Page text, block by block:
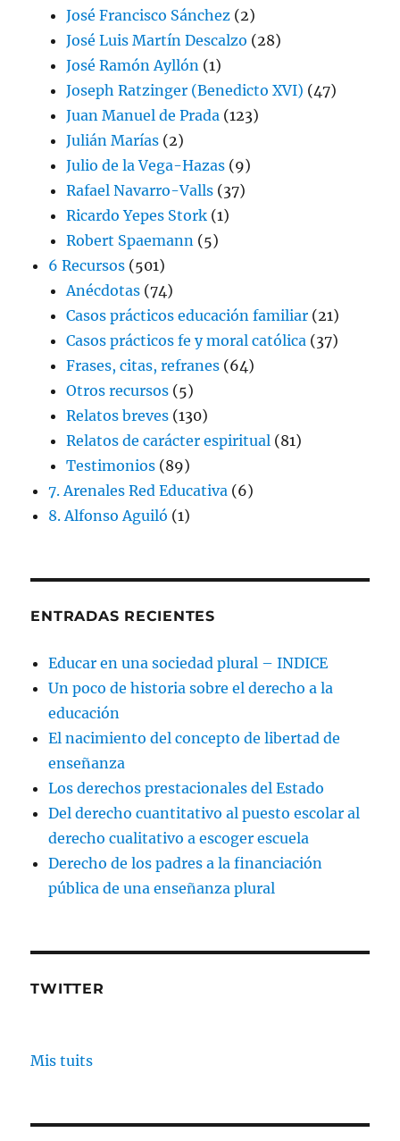
José Francisco Sánchez (2)
José Luis Martín Descalzo (28)
José Ramón Ayllón (1)
Joseph Ratzinger (Benedicto XVI) (47)
Juan Manuel de Prada (123)
Julián Marías (2)
Julio de la Vega-Hazas (9)
Rafael Navarro-Valls (37)
Ricardo Yepes Stork (1)
Robert Spaemann (5)
6 Recursos (501)
Anécdotas (74)
Casos prácticos educación familiar (21)
Casos prácticos fe y moral católica (37)
Frases, citas, refranes (64)
Otros recursos (5)
Relatos breves (130)
Relatos de carácter espiritual (81)
Testimonios (89)
7. Arenales Red Educativa (6)
8. Alfonso Aguiló (1)
ENTRADAS RECIENTES
Educar en una sociedad plural – INDICE
Un poco de historia sobre el derecho a la
educación
El nacimiento del concepto de libertad de
enseñanza
Los derechos prestacionales del Estado
Del derecho cuantitativo al puesto escolar al
derecho cualitativo a escoger escuela
Derecho de los padres a la financiación
pública de una enseñanza plural
TWITTER
Mis tuits